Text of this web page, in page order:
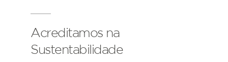
Acreditamos na
Sustentabilidade